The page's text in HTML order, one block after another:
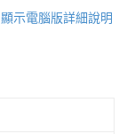
顯示電腦版詳細說明